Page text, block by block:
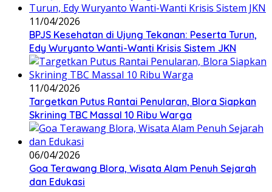
11/04/2026
BPJS Kesehatan di Ujung Tekanan: Peserta Turun,
Edy Wuryanto Wanti-Wanti Krisis Sistem JKN
11/04/2026
‎Targetkan Putus Rantai Penularan, Blora Siapkan
Skrining TBC Massal 10 Ribu Warga
06/04/2026
Goa Terawang Blora, Wisata Alam Penuh Sejarah
dan Edukasi